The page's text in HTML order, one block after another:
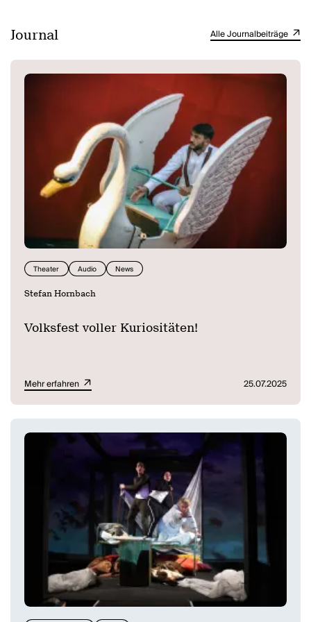
Kindern, dem Team um Regisseurin Sonja Elena Schroeder und
Autor Stefan Hornbach ist ein Theaterstück zum Thema
informiert und sie empowert, diese einzufordern. In einem an jede
Vorstellung anschließenden Workshop-Format gibt es Raum zur
(Badisches Staatstheater Karlsruhe)
Journal Alle Journalbeiträge
Theater Audio News
Stefan Hornbach
Volksfest voller Kuriositäten!
Mehr erfahren 25.07.2025